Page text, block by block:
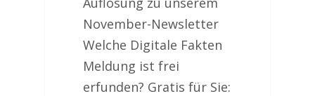
November-Newsletter
Welche Digitale Fakten
Meldung ist frei
erfunden? Gratis für Sie: